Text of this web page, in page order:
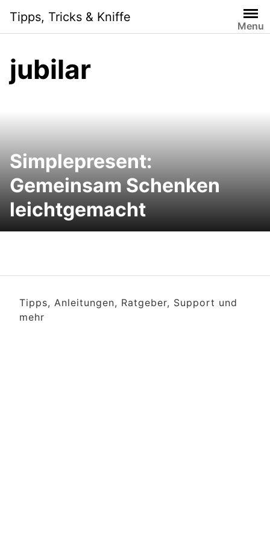
content
Tipps, Tricks & Kniffe
Menu
jubilar
Simplepresent:
Gemeinsam Schenken
leichtgemacht
Tipps, Anleitungen, Ratgeber, Support und
mehr